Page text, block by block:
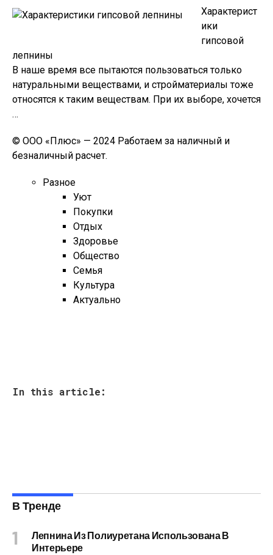
Характерист
ики
гипсовой
лепнины
В наше время все пытаются пользоваться только
натуральными веществами, и стройматериалы тоже
относятся к таким веществам. При их выборе, хочется
…
© ООО «Плюс» — 2024 Работаем за наличный и
безналичный расчет.
Разное
Уют
Покупки
Отдых
Здоровье
Общество
Семья
Культура
Актуально
In this article:
В Тренде
Лепнина Из Полиуретана Использована В
Интерьере